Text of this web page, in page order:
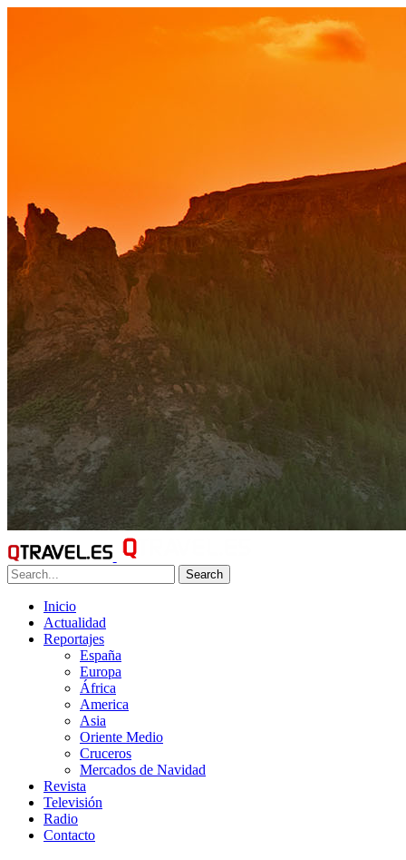
Search
Inicio
Actualidad
Reportajes
España
Europa
África
America
Asia
Oriente Medio
Cruceros
Mercados de Navidad
Revista
Televisión
Radio
Contacto